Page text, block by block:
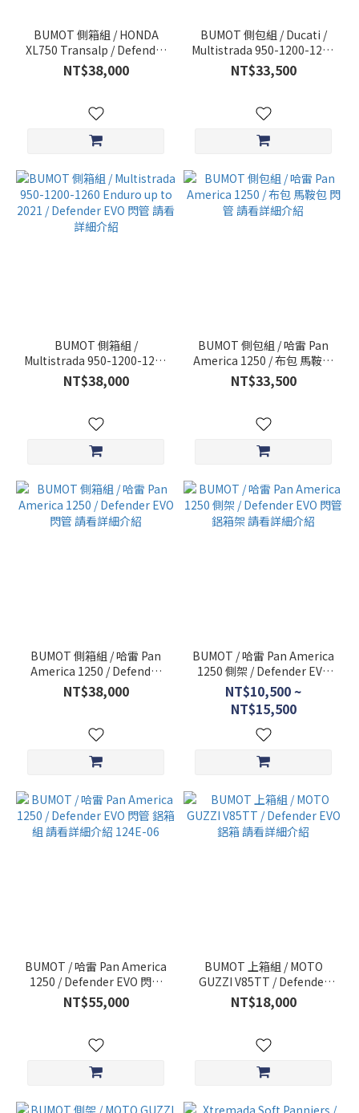
BUMOT 側箱組 / HONDA
XL750 Transalp / Defender
EVO 閃管 請看詳細介紹
NT$38,000
BUMOT 側包組 / Ducati /
Multistrada 950-1200-1260
Enduro Up To 2021
Xtremada Soft Panniers /
紹
NT$33,500
BUMOT 側箱組 /
Multistrada 950-1200-1260
Enduro up to 2021 /
Defender EVO 閃管 請看詳
NT$38,000
BUMOT 側包組 / 哈雷 Pan
America 1250 / 布包 馬鞍包
閃管 請看詳細介紹
NT$33,500
BUMOT 側箱組 / 哈雷 Pan
America 1250 / Defender
EVO 閃管 請看詳細介紹
NT$38,000
BUMOT / 哈雷 Pan America
1250 側架 / Defender EVO
閃管 鋁箱架 請看詳細介紹
NT$10,500 ~
NT$15,500
BUMOT / 哈雷 Pan America
1250 / Defender EVO 閃管
鋁箱組 請看詳細介紹 124E-
06
NT$55,000
BUMOT 上箱組 / MOTO
GUZZI V85TT / Defender
EVO 鋁箱 請看詳細介紹
NT$18,000